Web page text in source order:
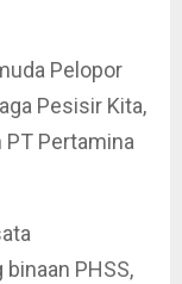
Pelopor
Pesisir Kita,
PT Pertamina
PHSS,